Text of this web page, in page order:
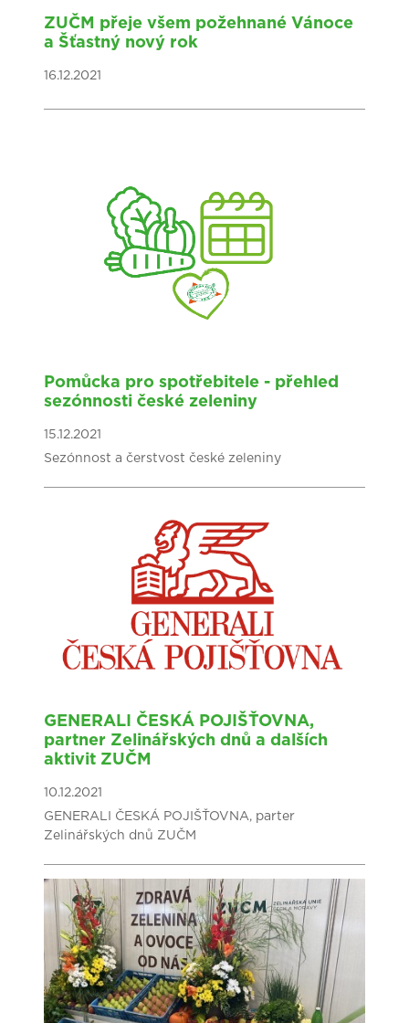
ZUČM přeje všem požehnané Vánoce
a Šťastný nový rok
16.12.2021
Pomůcka pro spotřebitele - přehled
sezónnosti české zeleniny
15.12.2021
Sezónnost a čerstvost české zeleniny
GENERALI ČESKÁ POJIŠŤOVNA,
partner Zelinářských dnů a dalších
aktivit ZUČM
10.12.2021
GENERALI ČESKÁ POJIŠŤOVNA, parter
Zelinářských dnů ZUČM